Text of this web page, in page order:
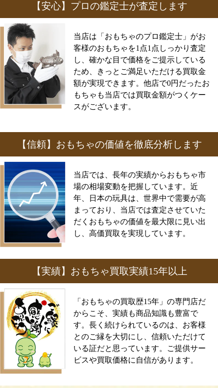
【安心】プロの鑑定士が査定します
当店は「おもちゃのプロ鑑定士」がお
客様のおもちゃを1点1点しっかり査定
し、確かな目で価格をご提示している
ため、きっとご満足いただける買取金
額が実現できます。他店で0円だったお
もちゃも当店では買取金額がつくケー
スがございます。
【信頼】おもちゃの価値を徹底分析します
当店では、長年の実績からおもちゃ市
場の相場変動を把握しています。近
年、日本の玩具は、世界中で需要が高
まっており、当店では査定させていた
だくおもちゃの価値を最大限に見い出
し、高価買取を実現しています。
【実績】おもちゃ買取実績15年以上
「おもちゃの買取歴15年」の専門店だ
からこそ、実績も商品知識も豊富で
す。長く続けられているのは、お客様
とのご縁を大切にし、信頼いただけて
いる証だと思っています。ご提供サー
ビスや買取価格に自信があります。